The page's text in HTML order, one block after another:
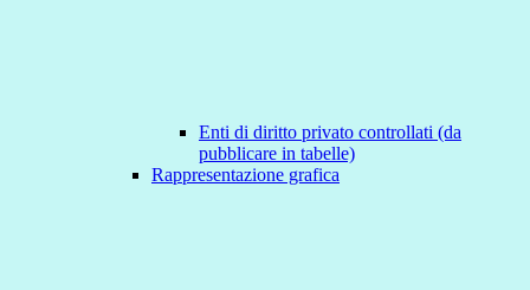
Enti di diritto privato controllati (da
pubblicare in tabelle)
Rappresentazione grafica